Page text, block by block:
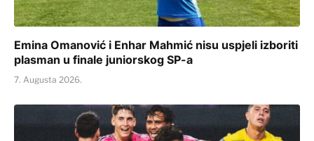
Emina Omanović i Enhar Mahmić nisu uspjeli izboriti
plasman u finale juniorskog SP-a
7. Augusta 2026.